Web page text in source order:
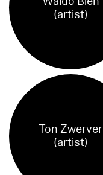
(artist)
Ton Zwerver
(artist)